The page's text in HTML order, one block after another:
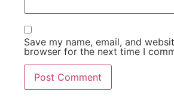
Save my name, email, and
browser for the next time I